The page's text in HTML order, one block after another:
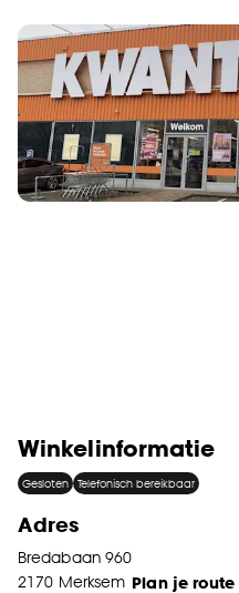
Winkelinformatie
Gesloten Telefonisch bereikbaar
Adres
Bredabaan 960
2170 Merksem Plan je route